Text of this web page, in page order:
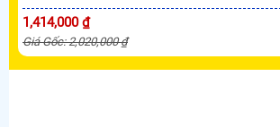
1,414,000 ₫
Giá Gốc: 2,020,000 ₫